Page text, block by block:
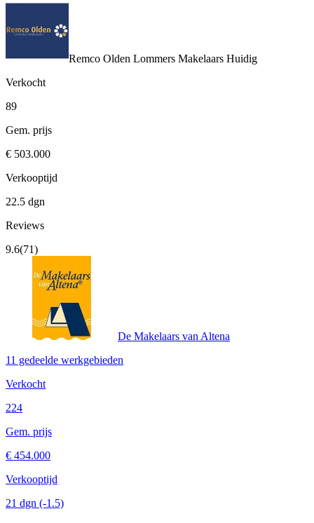
Remco Olden Lommers Makelaars Huidig
Verkocht
89
Gem. prijs
€ 503.000
Verkooptijd
22.5 dgn
Reviews
9.6(71)
De Makelaars van Altena
11 gedeelde werkgebieden
Verkocht
224
Gem. prijs
€ 454.000
Verkooptijd
21 dgn (-1.5)